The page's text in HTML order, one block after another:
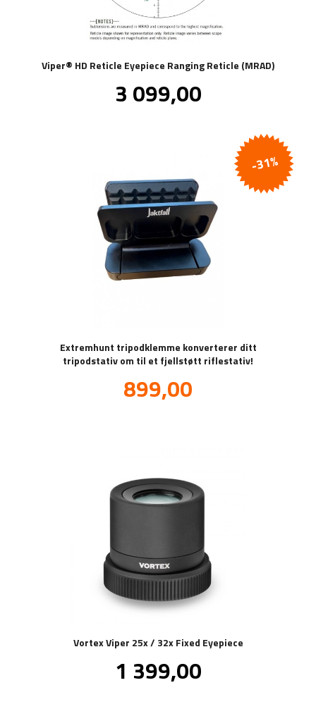
Viper® HD Reticle Eyepiece Ranging Reticle (MRAD)
Pris
3 099,00mva.
Extremhunt tripodklemme konverterer ditt
tripodstativ om til et fjellstøtt riflestativ!
Tilbud
899,00
-31%
Vortex Viper 25x / 32x Fixed Eyepiece
Pris
1 399,00mva.